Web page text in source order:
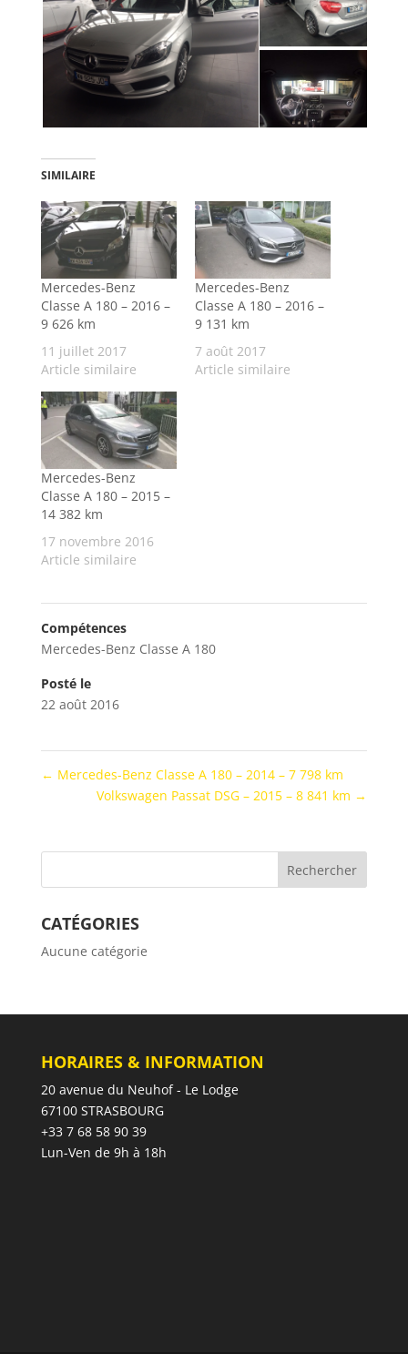
SIMILAIRE
Mercedes-Benz
Classe A 180 – 2016 –
9 626 km
11 juillet 2017
Article similaire
Mercedes-Benz
Classe A 180 – 2016 –
9 131 km
7 août 2017
Article similaire
Mercedes-Benz
Classe A 180 – 2015 –
14 382 km
17 novembre 2016
Article similaire
Compétences
Mercedes-Benz Classe A 180
Posté le
22 août 2016
← Mercedes-Benz Classe A 180 – 2014 – 7 798 km
Volkswagen Passat DSG – 2015 – 8 841 km →
CATÉGORIES
Aucune catégorie
HORAIRES & INFORMATION
20 avenue du Neuhof - Le Lodge
67100 STRASBOURG
+33 7 68 58 90 39
Lun-Ven de 9h à 18h